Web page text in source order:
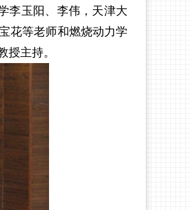
李玉阳、李伟，天津大
花等老师和燃烧动力学
主持。